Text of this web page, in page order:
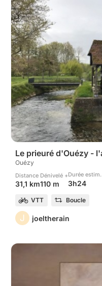
Ouézy
Distance
31,1 km
Dénivelé +
110 m
Durée estim.
3h24
VTT Boucle
J joeltherain